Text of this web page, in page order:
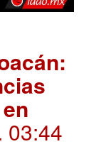
03:44